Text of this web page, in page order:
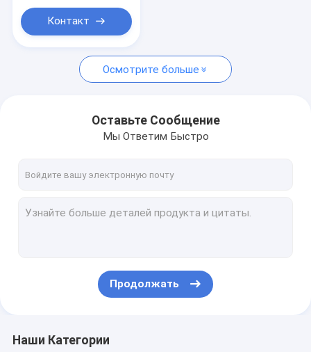
кислый газ
Контакт
Осмотрите больше
Оставьте Сообщение
Мы Ответим Быстро
Продолжать
Наши Категории